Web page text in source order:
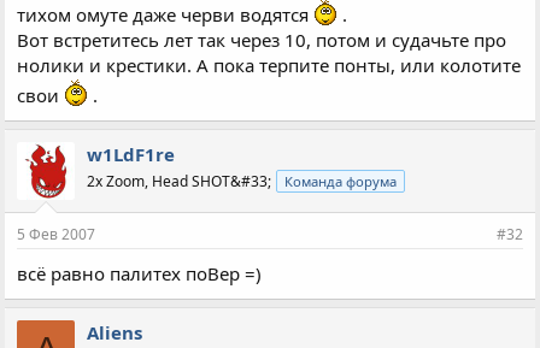
тихом омуте даже черви водятся
.
Вот встретитесь лет так через 10, потом и судачьте про
нолики и крестики. А пока терпите понты, или колотите
свои
.
w1LdF1re
2x Zoom, Head SHOT&#33; Команда форума
5 Фев 2007 #32
всё равно палитех поВер =)
Aliens